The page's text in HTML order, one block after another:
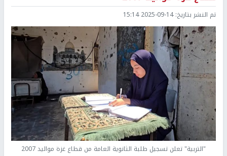
تم النشر بتاريخ:2025-09-14 15:14
"التربية" تعلن تسجيل طلبة الثانوية العامة من قطاع غزة مواليد 2007